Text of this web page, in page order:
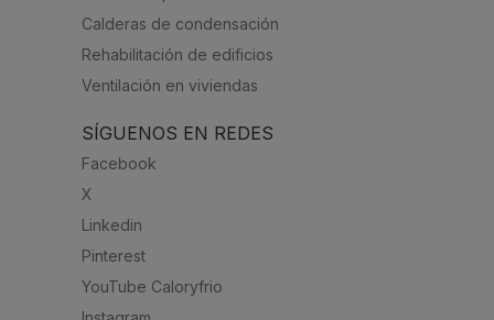
Calderas de condensación
Rehabilitación de edificios
Ventilación en viviendas
SÍGUENOS EN REDES
Facebook
X
Linkedin
Pinterest
YouTube Caloryfrio